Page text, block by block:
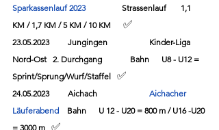
Sparkassenlauf 2023
		Strassenlauf	  1,1
KM / 1,7 KM / 5 KM / 10 KM ✅
23.05.2023         Jungingen            	Kinder-Liga
Nord-Ost   2. Durchgang	    Bahn      U8 - U12 =
Sprint/Sprung/Wurf/Staffel ✅
Aichacher
Läuferabend
= 3000 m ✅